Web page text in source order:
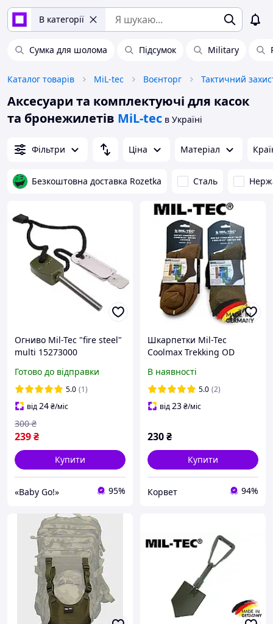
В категорії
Сумка для шолома Підсумок Military
Каталог товарів MiL-tec Воєнторг Тактичний
Аксесуари та комплектуючі для касок
та бронежилетів MiL-tec в Україні
Фільтри Ціна Матеріал
Безкоштовна доставка Rozetka Сталь
Огниво Mil-Tec "fire steel"
multi 15273000
Готово до відправки
5.0 (1)
від24₴/міс
239₴
300 ₴
Купити
«Baby Go!» 95%
Шкарпетки Mil-Tec
Coolmax Trekking OD
В наявності
5.0 (2)
від23₴/міс
230₴
Купити
Корвет 94%